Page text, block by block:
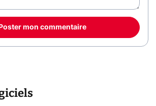
Poster mon commentaire